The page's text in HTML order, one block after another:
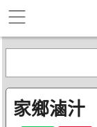
家鄉滷汁